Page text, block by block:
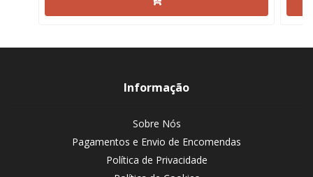
Informação
Sobre Nós
Pagamentos e Envio de Encomendas
Política de Privacidade